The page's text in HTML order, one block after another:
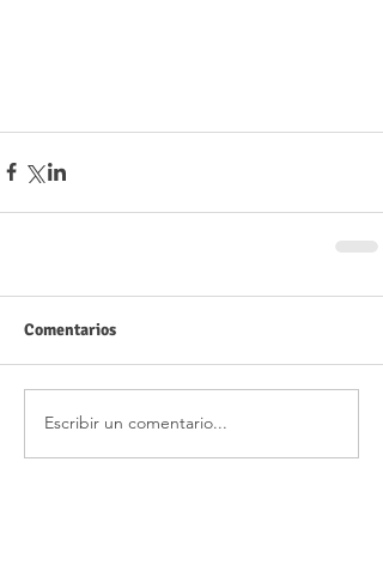
Comentarios
Escribir un comentario...